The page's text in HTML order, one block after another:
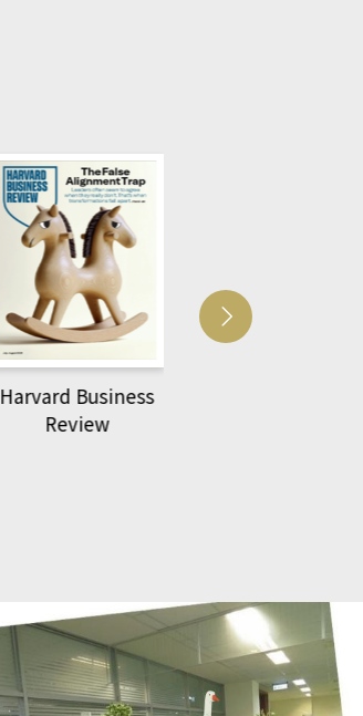
Harvard Business
Review